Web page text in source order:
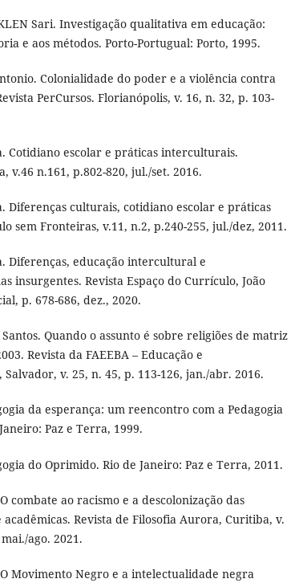
Sari. Investigação qualitativa em educação:
e aos métodos. Porto-Portugual: Porto, 1995.
Colonialidade do poder e a violência contra
PerCursos. Florianópolis, v. 16, n. 32, p. 103-
Cotidiano escolar e práticas interculturais.
v.46 n.161, p.802-820, jul./set. 2016.
Diferenças culturais, cotidiano escolar e práticas
sem Fronteiras, v.11, n.2, p.240-255, jul./dez, 2011.
Diferenças, educação intercultural e
insurgentes. Revista Espaço do Currículo, João
p. 678-686, dez., 2020.
Santos. Quando o assunto é sobre religiões de matriz
Revista da FAEEBA – Educação e
v. 25, n. 45, p. 113-126, jan./abr. 2016.
da esperança: um reencontro com a Pedagogia
Paz e Terra, 1999.
do Oprimido. Rio de Janeiro: Paz e Terra, 2011.
combate ao racismo e a descolonização das
Revista de Filosofia Aurora, Curitiba, v.
ago. 2021.
Movimento Negro e a intelectualidade negra